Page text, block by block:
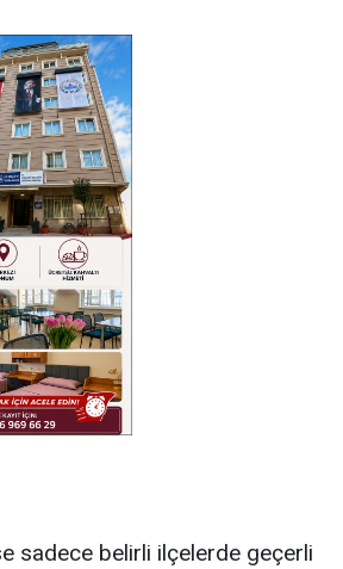
sadece belirli ilçelerde geçerli